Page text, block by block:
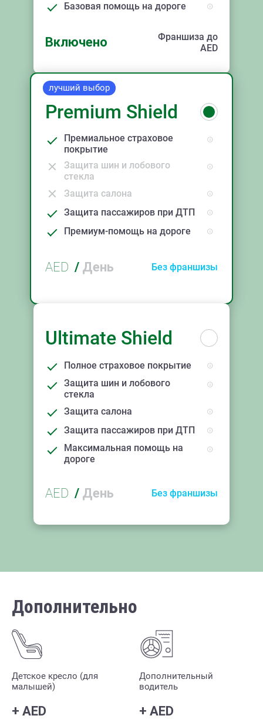
Базовая помощь на дороге
Включено
Франшиза до
AED
лучший выбор
Premium Shield
Премиальное страховое
покрытие
Защита шин и лобового
стекла
Защита салона
Защита пассажиров при ДТП
Премиум-помощь на дороге
AED / День Без франшизы
Ultimate Shield
Полное страховое покрытие
Защита шин и лобового
стекла
Защита салона
Защита пассажиров при ДТП
Максимальная помощь на
дороге
AED / День Без франшизы
Дополнительно
Детское кресло (для
малышей)
+ AED
Дополнительный
водитель
+ AED